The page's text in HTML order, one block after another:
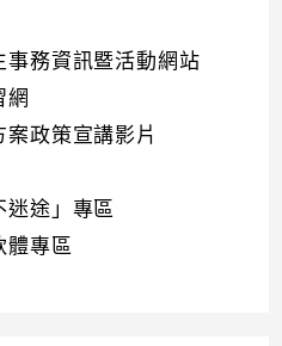
事務資訊暨活動網站
網
政策宣講影片
迷途」專區
體專區